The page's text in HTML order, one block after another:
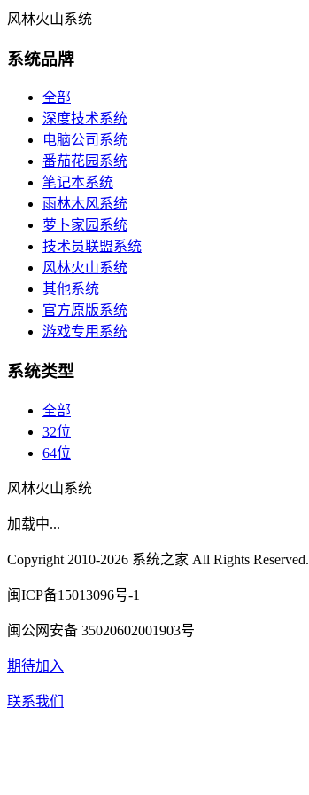
风林火山系统
系统品牌
全部
深度技术系统
电脑公司系统
番茄花园系统
笔记本系统
雨林木风系统
萝卜家园系统
技术员联盟系统
风林火山系统
其他系统
官方原版系统
游戏专用系统
系统类型
全部
32位
64位
风林火山系统
加载中...
Copyright 2010-2026 系统之家 All Rights Reserved.
闽ICP备15013096号-1
闽公网安备 35020602001903号
期待加入
联系我们